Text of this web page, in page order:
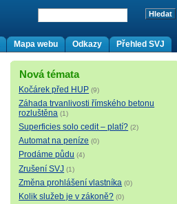
Přehled SVJ
Odkazy
Mapa webu
Nová témata
Kočárek před HUP (9)
Záhada trvanlivosti římského betonu
rozluštěna (1)
Superficies solo cedit – platí? (2)
Automat na peníze (0)
Prodáme půdu (4)
Zrušení SVJ (1)
Změna prohlášení vlastníka (0)
Kolik služeb je v zákoně? (0)